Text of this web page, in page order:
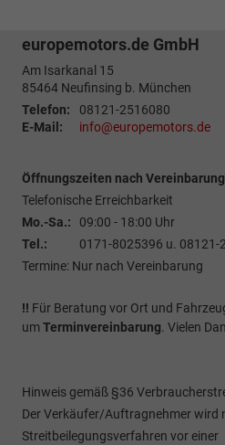
europemotors.de GmbH
Am Isarkanal 15
85464 Neufinsing b. München
Telefon:
08121-2516080
E-Mail:
info@europemotors.de
Öffnungszeiten nach Vereinbarung
Telefonische Erreichbarkeit
Mo.-Sa.:
09:00 - 18:00 Uhr
Tel.:
0171-8025396 u. 08121-
Termine: Nur nach Vereinbarung
!! Für Beratung vor Ort und
umTerminvereinbarung. Vielen
Hinweis gemäß §36
Der Verkäufer/Auftragnehmer wird
Streitbeilegungsverfahren vor einer